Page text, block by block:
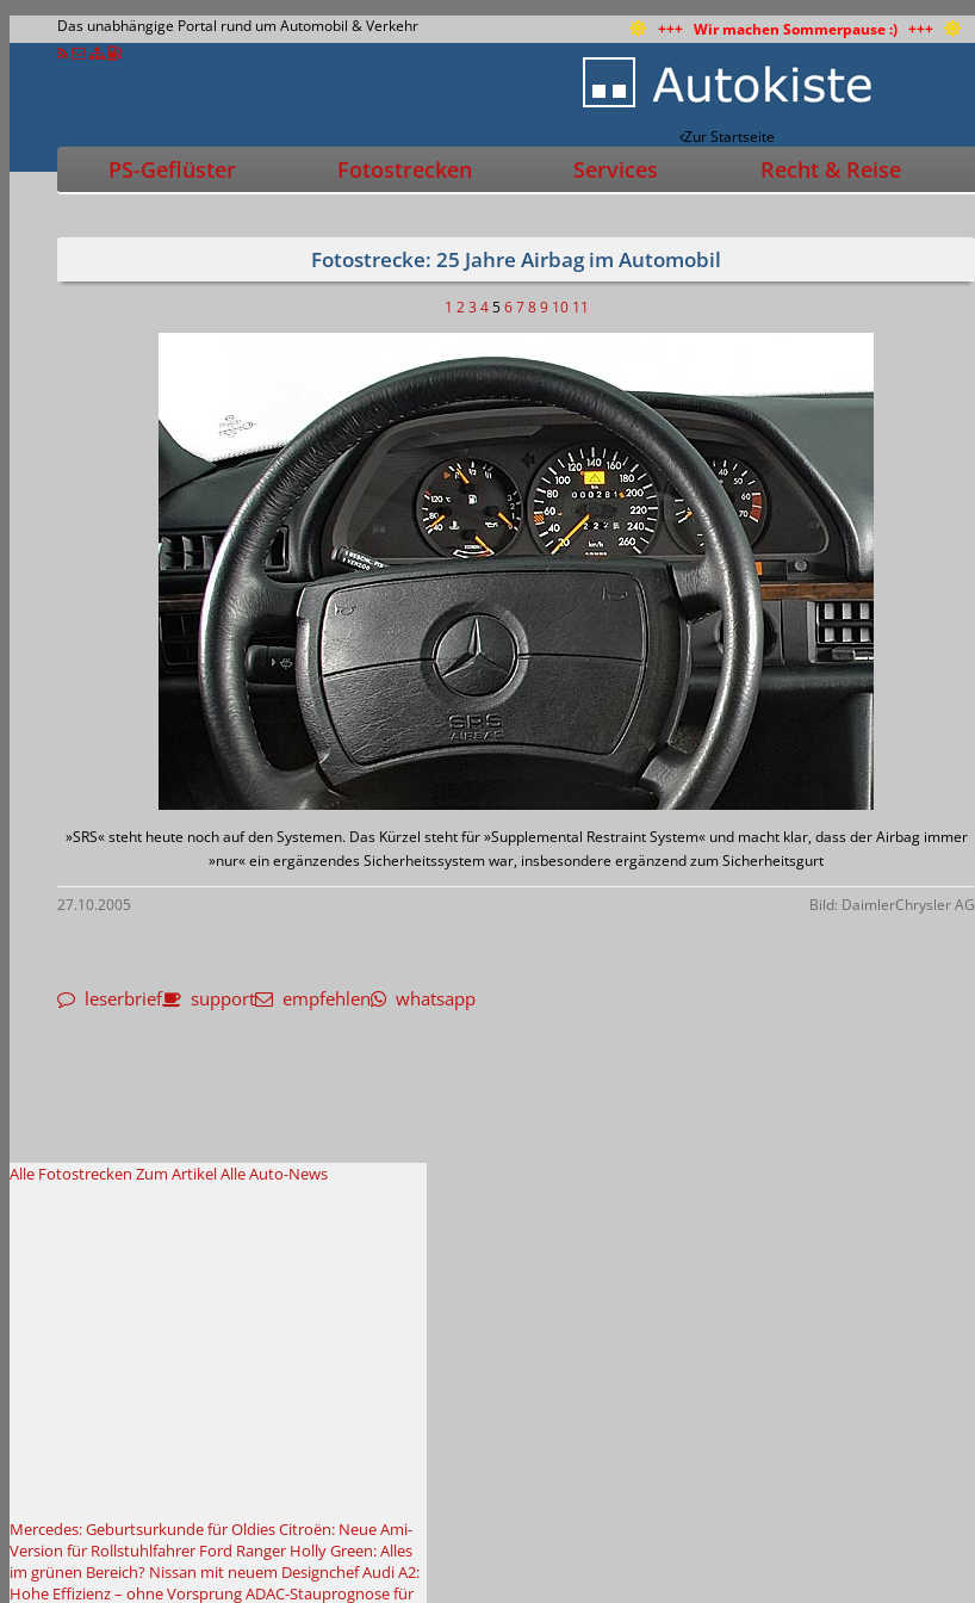
Das unabhängige Portal rund um Automobil & Verkehr +++ Wir machen Sommerpause :) +++
Zur Startseite
PS-Geflüster Fotostrecken Services Recht & Reise
Fotostrecke: 25 Jahre Airbag im Automobil
1 2 3 4 5 6 7 8 9 10 11
»SRS« steht heute noch auf den Systemen. Das Kürzel steht für »Supplemental Restraint System« und macht klar, dass der Airbag immer
»nur« ein ergänzendes Sicherheitssystem war, insbesondere ergänzend zum Sicherheitsgurt
27.10.2005 Bild: DaimlerChrysler AG
leserbrief support empfehlen whatsapp
Alle Fotostrecken Zum ArtikelAlle Auto-News
Mercedes: Geburtsurkunde für OldiesCitroën: Neue Ami-
Version für Rollstuhlfahrer Ford Ranger Holly Green: Alles
im grünen Bereich? Nissan mit neuem DesignchefAudi A2:
Hohe Effizienz – ohne VorsprungADAC-Stauprognose für